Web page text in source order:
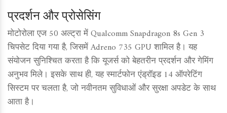
प्रदर्शन और प्रोसेसिंग
मोटोरोला एज 50 अल्ट्रा में Qualcomm Snapdragon 8s Gen 3
चिपसेट दिया गया है, जिसमें Adreno 735 GPU शामिल है। यह
संयोजन सुनिश्चित करता है कि यूजर्स को बेहतरीन प्रदर्शन और गेमिंग
अनुभव मिले। इसके साथ ही, यह स्मार्टफोन एंड्रॉइड 14 ऑपरेटिंग
सिस्टम पर चलता है, जो नवीनतम सुविधाओं और सुरक्षा अपडेट के साथ
आता है।